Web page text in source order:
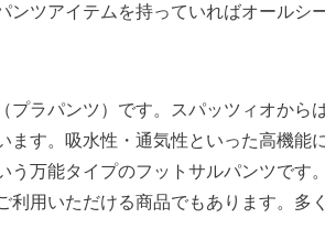
ツアイテムを持っていればオールシ
プラパンツ）です。スパッツィオから
ます。吸水性・通気性といった高機能
う万能タイプのフットサルパンツで
用いただける商品でもあります。多